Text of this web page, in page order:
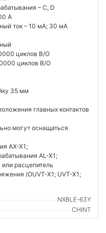
– С, D
А
ток – 10 мA; 30 мA
циклов В/О
циклов В/О
35 мм
главных контактов
могут оснащаться
AX-X1;
AL-X1;
расцепитель
(OUVT-X1; UVT-X1;
NXBLE-63Y
CHINT